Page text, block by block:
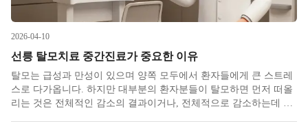
2026-04-10
선릉 탈모치료 중간진료가 중요한 이유
탈모는 급성과 만성이 있으며 양쪽 모두에서 환자들에게 큰 스트레
스로 다가옵니다. 하지만 대부분의 환자분들이 탈모하면 먼저 떠올
리는 것​은 전체적인 감소의 결과이거나, 전체적으로 감소하는데 특